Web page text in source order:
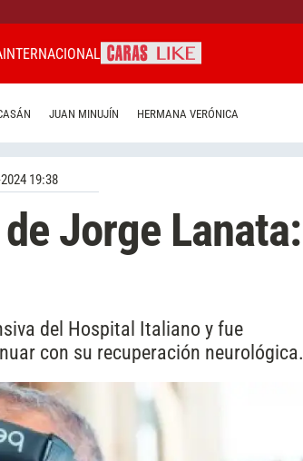
INTERNACIONAL
JUAN MINUJÍN HERMANA VERÓNICA
19:38
Jorge Lanata:
del Hospital Italiano y fue
con su recuperación neurológica.